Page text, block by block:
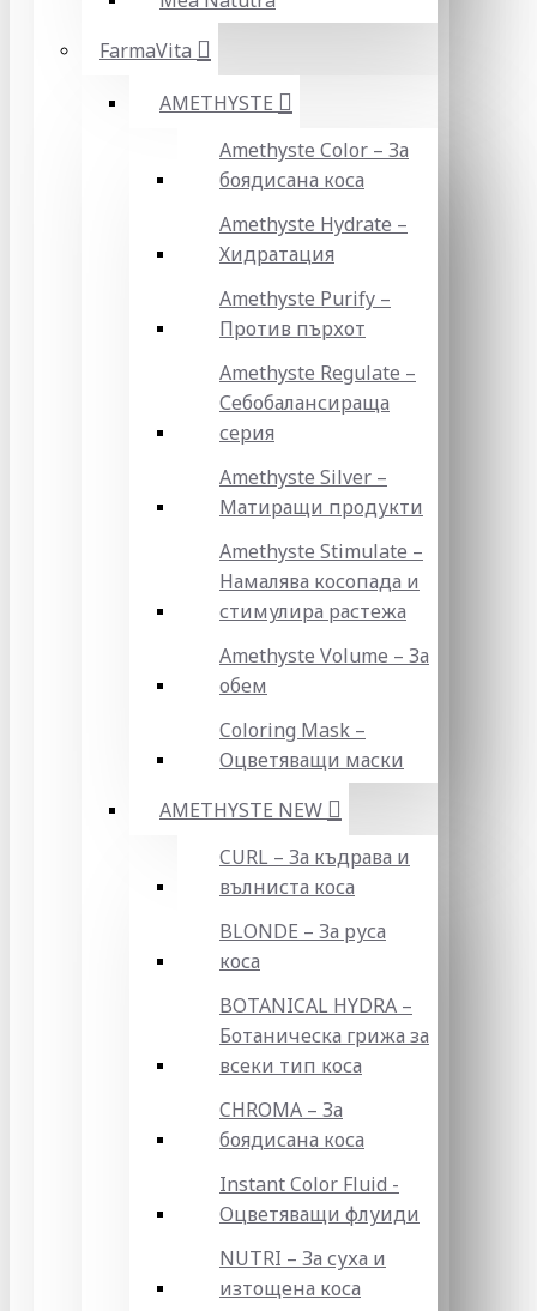
FarmaVita
AMETHYSTE
Amethyste Color – За
боядисана коса
Amethyste Hydrate –
Хидратация
Amethyste Purify –
Против пърхот
Amethyste Regulate –
Себобалансираща
серия
Amethyste Silver –
Матиращи продукти
Amethyste Stimulate –
Намалява косопада и
стимулира растежа
Amethyste Volume – За
обем
Coloring Mask –
Оцветяващи маски
AMETHYSTE NEW
CURL – За къдрава и
вълниста коса
BLONDE – За руса
коса
BOTANICAL HYDRA –
Ботаническа грижа за
всеки тип коса
CHROMA – За
боядисана коса
Instant Color Fluid -
Оцветяващи флуиди
NUTRI – За суха и
изтощена коса